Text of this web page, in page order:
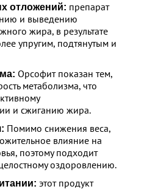
отложений: препарат
и выведению
жира, в результате
упругим, подтянутым и
Орсофит показан тем,
метаболизма, что
и сжиганию жира.
Помимо снижения веса,
влияние на
поэтому подходит
оздоровлению.
этот продукт